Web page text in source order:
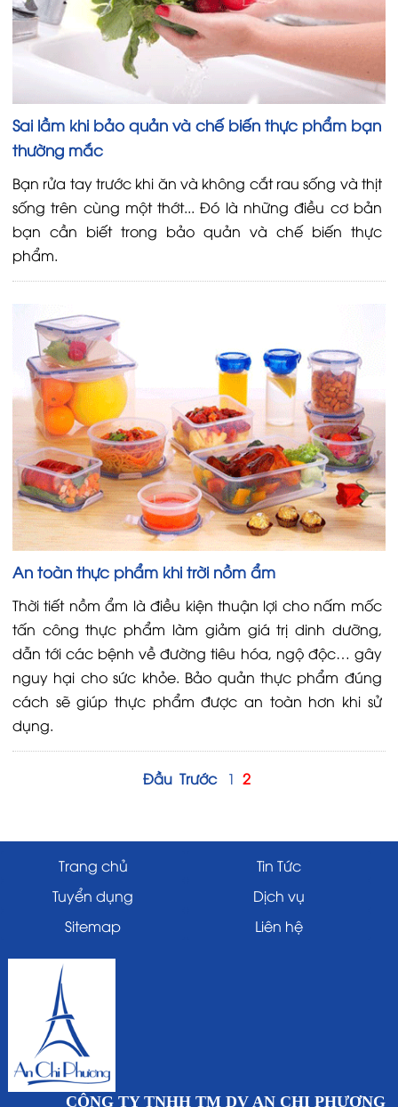
Sai lầm khi bảo quản và chế biến thực phẩm bạn
thường mắc
Bạn rửa tay trước khi ăn và không cắt rau sống và thịt
sống trên cùng một thớt... Đó là những điều cơ bản
bạn cần biết trong bảo quản và chế biến thực
phẩm.
An toàn thực phẩm khi trời nồm ẩm
Thời tiết nồm ẩm là điều kiện thuận lợi cho nấm mốc
tấn công thực phẩm làm giảm giá trị dinh dưỡng,
dẫn tới các bệnh về đường tiêu hóa, ngộ độc… gây
nguy hại cho sức khỏe. Bảo quản thực phẩm đúng
cách sẽ giúp thực phẩm được an toàn hơn khi sử
dụng.
Đầu Trước 1 2
Trang chủ
Tin Tức
Tuyển dụng
Dịch vụ
Sitemap
Liên hệ
CÔNG TY TNHH TM DV AN CHI PHƯƠNG